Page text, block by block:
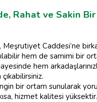
Rahat ve Sakin
Caddesi’ne
hem de samimi bir
hem
bir ortam sunularak
hizmet kalitesi yüksektir.